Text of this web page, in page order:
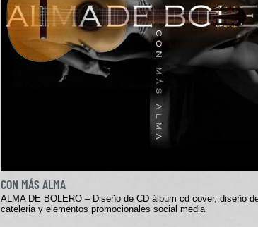
CON MÁS ALMA
ALMA DE BOLERO – Diseño de CD álbum cd cover, diseño
cateleria y elementos promocionales social media